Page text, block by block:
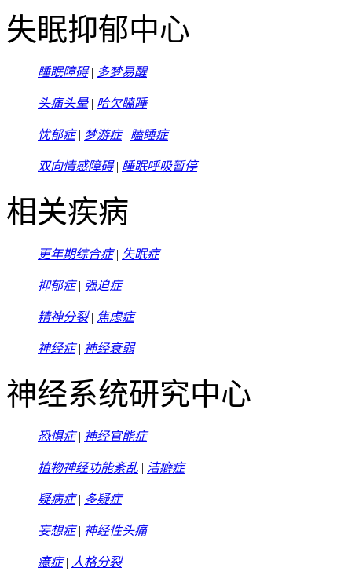
失眠抑郁中心
睡眠障碍| 多梦易醒
头痛头晕| 哈欠瞌睡
忧郁症| 梦游症| 瞌睡症
双向情感障碍| 睡眠呼吸暂停
相关疾病
更年期综合症| 失眠症
抑郁症| 强迫症
精神分裂| 焦虑症
神经症| 神经衰弱
神经系统研究中心
恐惧症| 神经官能症
植物神经功能紊乱 | 洁癖症
疑病症| 多疑症
妄想症| 神经性头痛
癔症| 人格分裂